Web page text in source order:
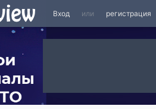
Вход или регистрация